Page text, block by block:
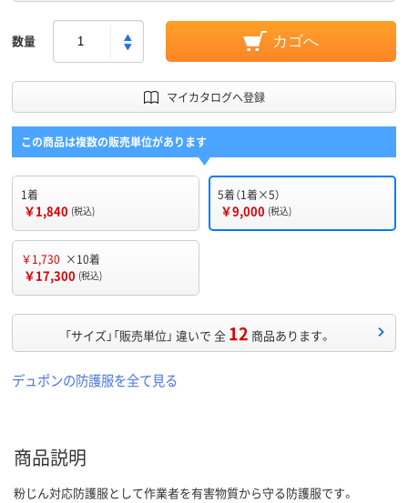
数量 カゴへ
マイカタログへ登録
この商品は複数の販売単位があります
1着
￥1,840 (税込)
5着（1着×5）
￥9,000 (税込)
￥1,730 ×10着
￥17,300 (税込)
「サイズ」「販売単位」 違いで 全 12 商品あります。
デュポンの防護服を全て見る
商品説明
粉じん対応防護服として作業者を有害物質から守る防護服です。